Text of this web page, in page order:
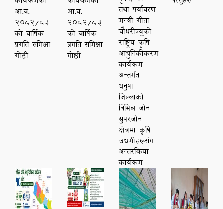
आ.व.
२०८२/८३
को वार्षिक
प्रगति समिक्षा
गोष्ठी
आ.व.
२०८२/८३
को वार्षिक
प्रगति समिक्षा
गोष्ठी
तथा पर्यावरण
मन्त्री गीता
चौधरीज्यूको
राष्ट्रिय कृषि
आधुनिकीकरण
कार्यक्रम
अन्तर्गत
धनुषा
जिल्लाको
विभिन्न जोन
सुपरजोन
क्षेत्रमा कृषि
उद्यमीहरूसंग
अन्तरक्रिया
कार्यक्रम